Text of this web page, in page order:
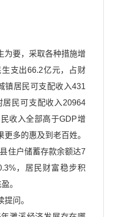
为要，采取各种措施增
支出66.2亿元，占财
镇居民可支配收入431
民可支配收入20964
收入全部高于GDP增
多的惠及到老百姓。
住户储蓄存款余额达7
，居民财富稳步积
。
问。